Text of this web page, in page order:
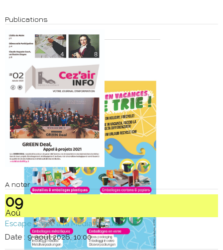
Publications
A noter
09
Aoû
Escape Game à la Médiathèque
Date : 9 août 2026, 10:00